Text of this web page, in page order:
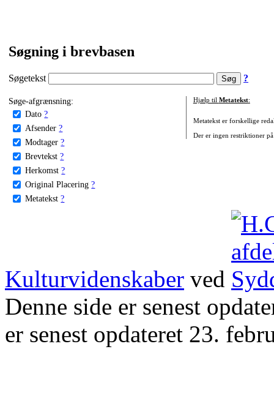
Søgning i brevbasen
Søgetekst ?
Søge-afgrænsning:
Dato ?
Afsender ?
Modtager ?
Brevtekst ?
Herkomst ?
Original Placering ?
Metatekst ?
Hjælp til Metatekst:
Metatekst er forskellige
Der er ingen restriktioner
Kulturvidenskaber ved
Denne side er senest
er senest opdateret 23.